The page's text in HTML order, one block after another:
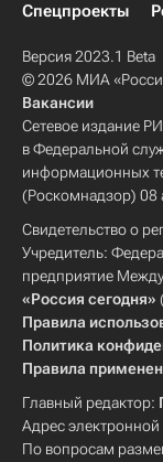
Спецпроекты
Версия 2023.1 Beta
© 2026 МИА
Вакансии
Сетевое издание
в Федеральной
информационных
(Роскомнадзор) 08
Свидетельство о
Учредитель:
предприятие
«Россия сегодня»
Правила
Политика
Правила
Главный редактор:
Адрес
По вопросам